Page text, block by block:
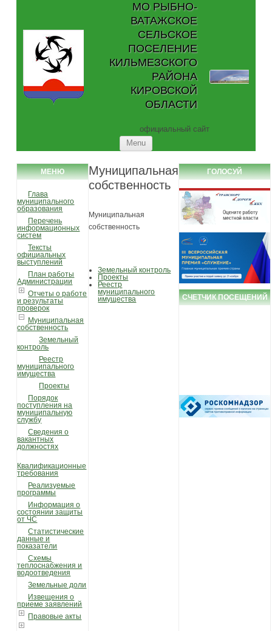
МО РЫБНО-
ВАТАЖСКОЕ
СЕЛЬСКОЕ
ПОСЕЛЕНИЕ
КИЛЬМЕЗСКОГО
РАЙОНА
КИРОВСКОЙ
ОБЛАСТИ
официальный сайт
Menu
МЕНЮ
Глава
муниципального
образования
Перечень
информационных
систем
Тексты
официальных
выступлений
План работы
Администрации
Отчеты о работе
и результаты
проверок
Муниципальная
собственность
Земельный
контроль
Реестр
муниципального
имущества
Проекты
Порядок
поступления на
муниципальную
службу
Сведения о
вакантных
должностях
Квалификационные
требования
Реализуемые
программы
Информация о
состоянии защиты
от ЧС
Статистические
данные и
показатели
Схемы
теплоснабжения и
водоотведения
Земельные доли
Извещения о
приеме заявлений
Правовые акты
Муниципальная
собственность
Муниципальная
собственность
Земельный контроль
Проекты
Реестр
муниципального
имущества
ГОЛОСУЙ
СЧЕТЧИК ПОСЕЩЕНИЙ